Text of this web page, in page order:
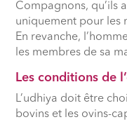
Compagnons, qu’ils
uniquement pour les
En revanche,
les membres de sa
Les conditions de
L’udhiya doit être
bovins et les ovins-